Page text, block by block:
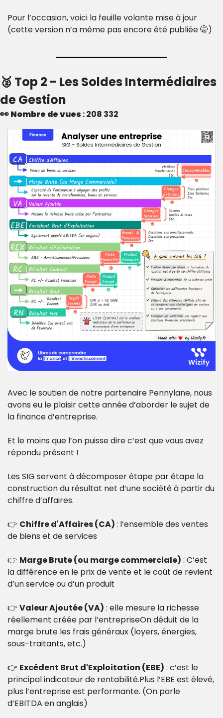
Pour l’occasion, voici la feuille volante mise à jour
(cette version n’a même pas encore été publiée 🤫)
🥈 Top 2 - Les Soldes Intermédiaires
de Gestion
👀Nombre de vues : 208 332
Avec le soutien de notre partenaire Pennylane, nous
avons eu le plaisir cette année d’aborder le sujet de
la finance d’entreprise.
Et le moins que l’on puisse dire c’est que vous avez
répondu présent !
Les SIG servent à décomposer étape par étape la
construction du résultat net d’une société à partir du
chiffre d’affaires.
👉 Chiffre d'Affaires (CA) : l’ensemble des ventes
de biens et de services
👉 Marge Brute (ou marge commerciale) : C’est
la différence en le prix de vente et le coût de revient
d’un service ou d’un produit
👉 Valeur Ajoutée (VA) : elle mesure la richesse
réellement créée par l’entrepriseOn déduit de la
marge brute les frais généraux (loyers, énergies,
sous-traitants, etc.)
👉 Excédent Brut d'Exploitation (EBE) : c’est le
principal indicateur de rentabilité.Plus l’EBE est élevé,
plus l’entreprise est performante. (On parle
d’EBITDA en anglais)